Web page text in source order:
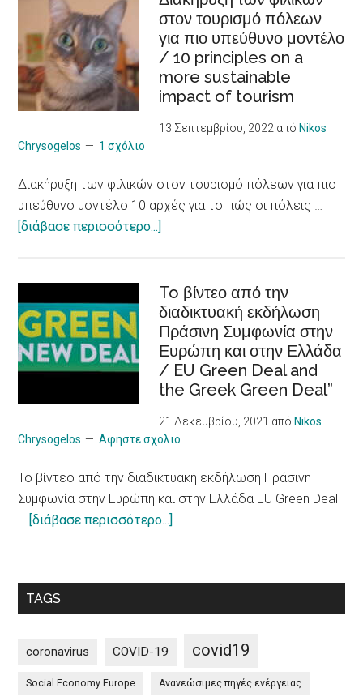
για
νεαρούς
φροντιστές
ατόμων
με
χρόνια
/
Social
of
people
with
chronic
Illness
στον τουρισμό πόλεων
για πιο υπεύθυνο μοντέλο
/ 10 principles on a
more sustainable
impact of tourism
13 Σεπτεμβρίου, 2022 από Nikos
Chrysogelos
1 σχόλιο
Διακήρυξη των φιλικών στον τουρισμό πόλεων για πιο
υπεύθυνο μοντέλο 10 αρχές για το πώς οι πόλεις …
[διάβασε περισσότερο...]
φιλικών
στον
τουρισμό
πόλεων
για
πιο
υπεύθυνο
μοντέλο
10
principles
on
sustainable
tourism
To βίντεο από την
διαδικτυακή εκδήλωση
Πράσινη Συμφωνία στην
Ευρώπη και στην Ελλάδα
/ EU Green Deal and
the Greek Green Deal”
21 Δεκεμβρίου, 2021 από Nikos
Chrysogelos
Αφηστε σχολιο
To βίντεο από την διαδικτυακή εκδήλωση Πράσινη
Συμφωνία στην Ευρώπη και στην Ελλάδα EU Green Deal
… [διάβασε περισσότερο...]
από
εκδήλωση
Συμφωνία
TAGS
coronavirus COVID-19 covid19
Social Economy Europe Ανανεώσιμες πηγές ενέργειας